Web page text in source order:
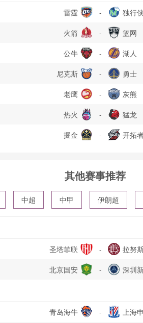
雷霆 - 独行
火箭 - 篮网
公牛 - 湖人
尼克斯 - 勇士
老鹰 - 灰熊
热火 - 猛龙
掘金 - 开拓
其他赛事推荐
中超 中甲 伊朗超
圣塔菲联 - 拉努
北京国安 - 深圳
青岛海牛 - 上海